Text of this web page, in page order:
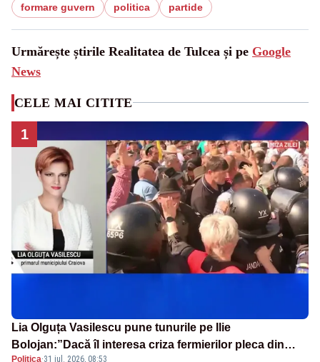
formare guvern
politica partide
Urmărește știrile Realitatea de Tulcea și pe Google
News
CELE MAI CITITE
1
Lia Olguța Vasilescu pune tunurile pe Ilie
Bolojan:”Dacă îl interesa criza fermierilor pleca din
Politica·31 iul. 2026, 08:53